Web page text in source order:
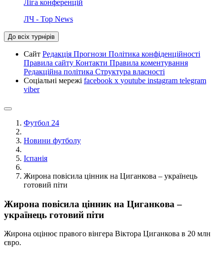
Ліга конференцій
ЛЧ - Top News
До всіх турнірів
Сайт Редакція Прогнози Політика конфіденційності
Правила сайту Контакти Правила коментування
Редакційна політика Структура власності
Соціальні мережі facebook x youtube instagram telegram
viber
Футбол 24
Новини футболу
Іспанія
Жирона повісила цінник на Циганкова – українець
готовий піти
Жирона повісила цінник на Циганкова –
українець готовий піти
Жирона оцінює правого вінгера Віктора Циганкова в 20 млн
євро.